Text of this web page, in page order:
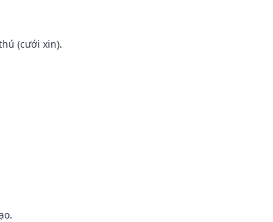
(cưới xin).